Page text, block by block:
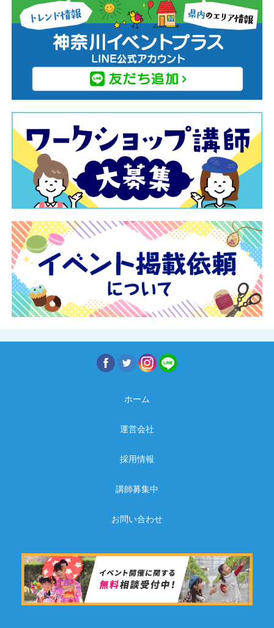
ホーム
運営会社
採用情報
講師募集中
お問い合わせ